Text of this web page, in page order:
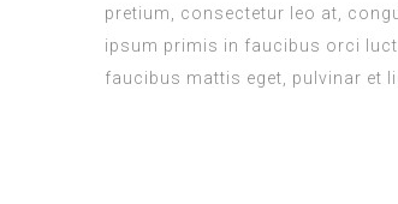
pretium, consectetur leo at,
ipsum primis in faucibus orci
faucibus mattis eget, pulvinar et